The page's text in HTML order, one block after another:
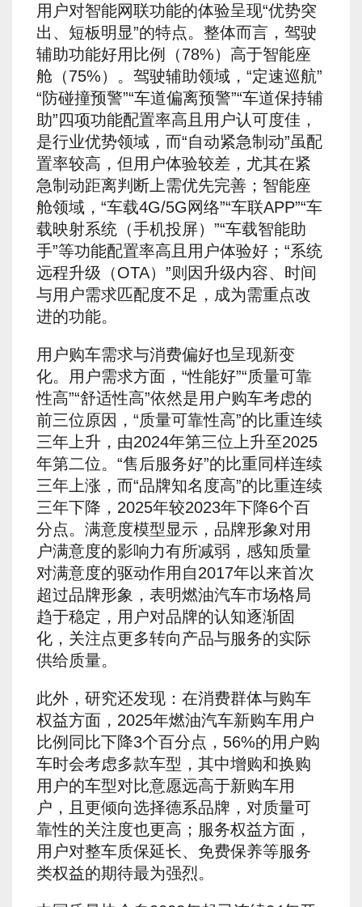
用户对智能网联功能的体验呈现“优势突
出、短板明显”的特点。整体而言，驾驶
辅助功能好用比例（78%）高于智能座
舱（75%）。驾驶辅助领域，“定速巡航”
“防碰撞预警”“车道偏离预警”“车道保持辅
助”四项功能配置率高且用户认可度佳，
是行业优势领域，而“自动紧急制动”虽配
置率较高，但用户体验较差，尤其在紧
急制动距离判断上需优先完善；智能座
舱领域，“车载4G/5G网络”“车联APP”“车
载映射系统（手机投屏）”“车载智能助
手”等功能配置率高且用户体验好；“系统
远程升级（OTA）”则因升级内容、时间
与用户需求匹配度不足，成为需重点改
进的功能。
用户购车需求与消费偏好也呈现新变
化。用户需求方面，“性能好”“质量可靠
性高”“舒适性高”依然是用户购车考虑的
前三位原因，“质量可靠性高”的比重连续
三年上升，由2024年第三位上升至2025
年第二位。“售后服务好”的比重同样连续
三年上涨，而“品牌知名度高”的比重连续
三年下降，2025年较2023年下降6个百
分点。满意度模型显示，品牌形象对用
户满意度的影响力有所减弱，感知质量
对满意度的驱动作用自2017年以来首次
超过品牌形象，表明燃油汽车市场格局
趋于稳定，用户对品牌的认知逐渐固
化，关注点更多转向产品与服务的实际
供给质量。
此外，研究还发现：在消费群体与购车
权益方面，2025年燃油汽车新购车用户
比例同比下降3个百分点，56%的用户购
车时会考虑多款车型，其中增购和换购
用户的车型对比意愿远高于新购车用
户，且更倾向选择德系品牌，对质量可
靠性的关注度也更高；服务权益方面，
用户对整车质保延长、免费保养等服务
类权益的期待最为强烈。